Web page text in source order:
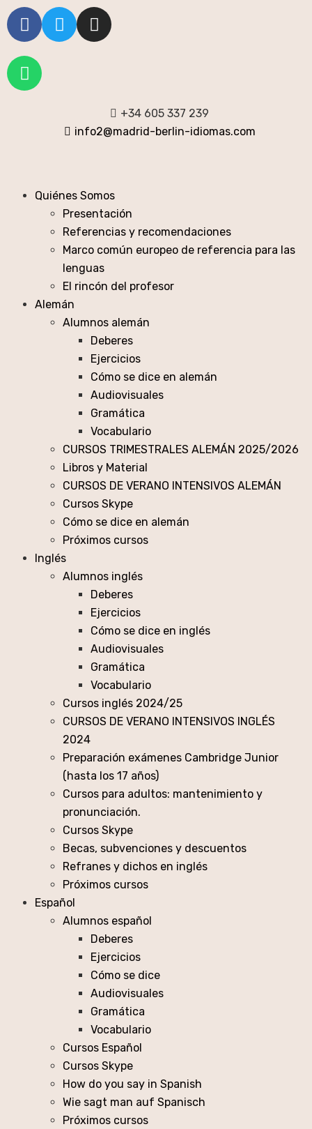
+34 605 337 239
info2@madrid-berlin-idiomas.com
Quiénes Somos
Presentación
Referencias y recomendaciones
Marco común europeo de referencia para las
lenguas
El rincón del profesor
Alemán
Alumnos alemán
Deberes
Ejercicios
Cómo se dice en alemán
Audiovisuales
Gramática
Vocabulario
CURSOS TRIMESTRALES ALEMÁN 2025/2026
Libros y Material
CURSOS DE VERANO INTENSIVOS ALEMÁN
Cursos Skype
Cómo se dice en alemán
Próximos cursos
Inglés
Alumnos inglés
Deberes
Ejercicios
Cómo se dice en inglés
Audiovisuales
Gramática
Vocabulario
Cursos inglés 2024/25
CURSOS DE VERANO INTENSIVOS INGLÉS
2024
Preparación exámenes Cambridge Junior
(hasta los 17 años)
Cursos para adultos: mantenimiento y
pronunciación.
Cursos Skype
Becas, subvenciones y descuentos
Refranes y dichos en inglés
Próximos cursos
Español
Alumnos español
Deberes
Ejercicios
Cómo se dice
Audiovisuales
Gramática
Vocabulario
Cursos Español
Cursos Skype
How do you say in Spanish
Wie sagt man auf Spanisch
Próximos cursos